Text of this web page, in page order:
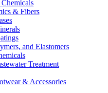
& Fibers
and Elastomers
Treatment
& Accessories